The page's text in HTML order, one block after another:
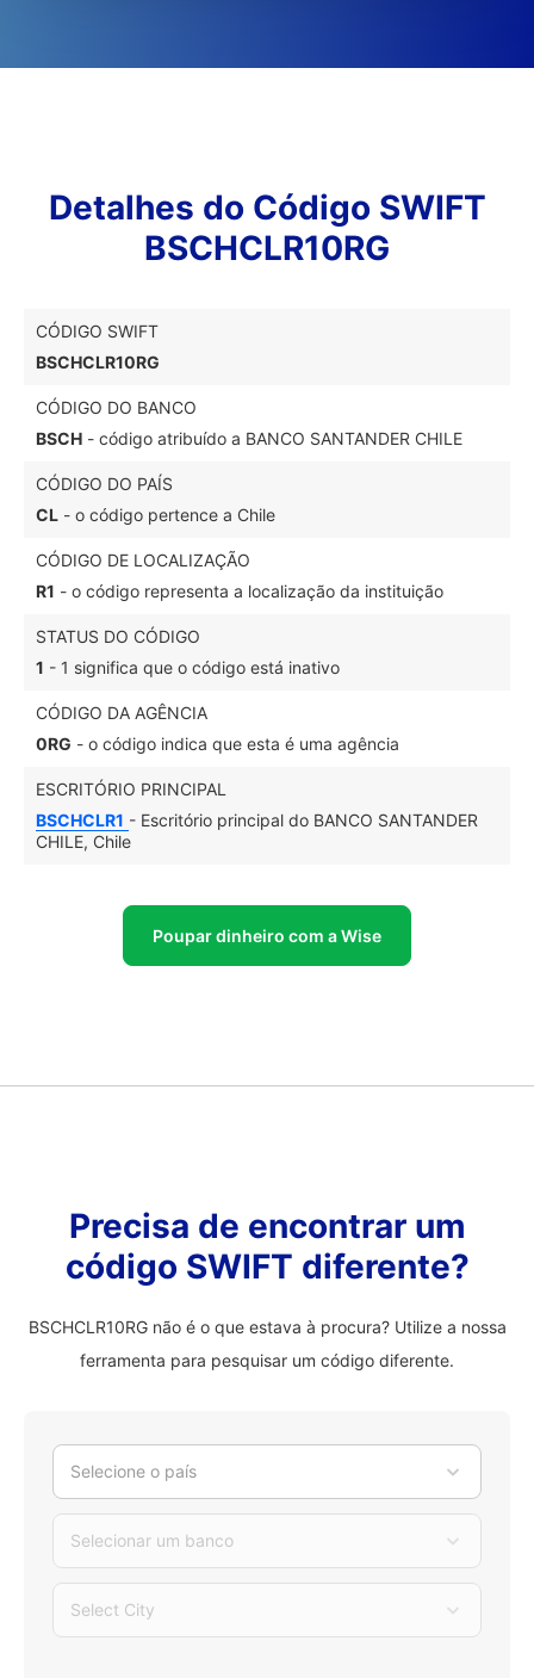
Detalhes do Código SWIFT
BSCHCLR10RG
CÓDIGO SWIFT
BSCHCLR10RG
CÓDIGO DO BANCO
BSCH - código atribuído a BANCO SANTANDER CHILE
CÓDIGO DO PAÍS
CL - o código pertence a Chile
CÓDIGO DE LOCALIZAÇÃO
R1 - o código representa a localização da instituição
STATUS DO CÓDIGO
1 - 1 significa que o código está inativo
CÓDIGO DA AGÊNCIA
0RG - o código indica que esta é uma agência
ESCRITÓRIO PRINCIPAL
BSCHCLR1 - Escritório principal do BANCO SANTANDER
CHILE, Chile
Poupar dinheiro com a Wise
Precisa de encontrar um
código SWIFT diferente?
BSCHCLR10RG não é o que estava à procura? Utilize a nossa
ferramenta para pesquisar um código diferente.
Selecione o país
Selecionar um banco
Select City